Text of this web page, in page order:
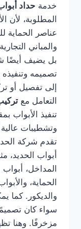
خدمة حداد
المطلوبة، لأن
عناصر الحماية
والمباني
بل يضيف أيضًا
تصميمه
إلى تفصيل أو
التعامل مع
تنفيذ الأبواب
وتشطيبات
تقدم شركة
أبواب الحديد،
المداخل،
الحماية،
والديكور. كما
سواء كان
مزخرفًا. وهنا